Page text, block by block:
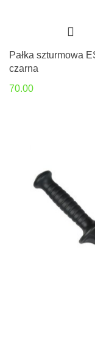
Pałka szturmowa
czarna
70.00